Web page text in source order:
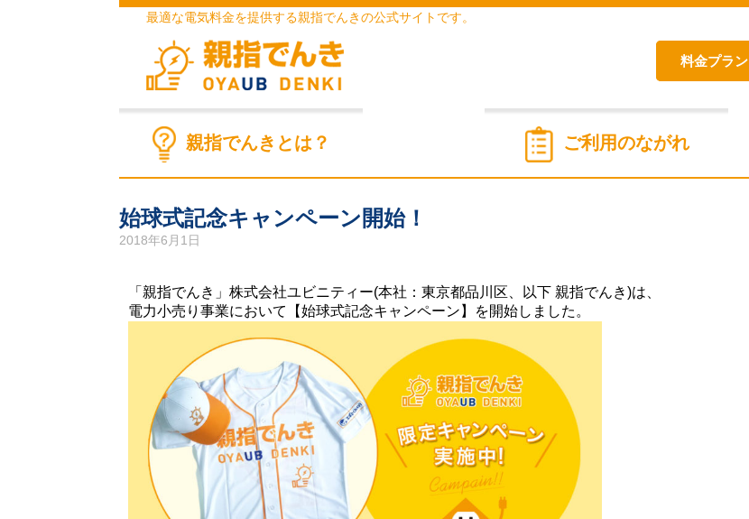
最適な電気料金を提供する親指でんきの公式サイトです。
料金プラン
親指でんきとは？ ご利用のながれ
始球式記念キャンペーン開始！
2018年6月1日
「親指でんき」株式会社ユビニティー(本社：東京都品川区、以下 親指でんき)は、
電力小売り事業において【始球式記念キャンペーン】を開始しました。